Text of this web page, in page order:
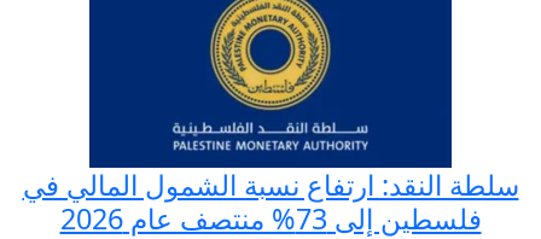
سلطة النقد: ارتفاع نسبة الشمول المالي في
فلسطين إلى 73% منتصف عام 2026